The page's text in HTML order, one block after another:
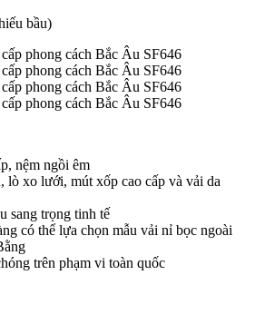
bầu)
nệm ngồi êm
lò xo lưới, mút xốp cao cấp và vải da
sang trọng tinh tế
có thể lựa chọn mẫu vải nỉ bọc ngoài
trên phạm vi toàn quốc